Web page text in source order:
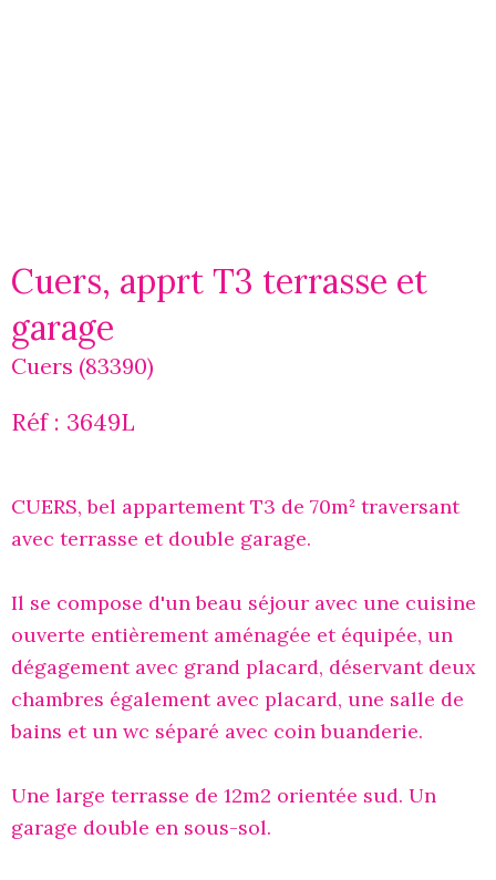
Cuers, apprt T3 terrasse et
garage
Cuers (83390)
Réf : 3649L
CUERS,bel appartement T3 de 70m² traversant
avec terrasse et double garage.
Il se compose d'un beau séjour avec une cuisine
ouverte entièrement aménagée et équipée, un
dégagement avec grand placard, déservant deux
chambres également avec placard, une salle de
bains et un wc séparé avec coin buanderie.
Une large terrasse de 12m2 orientée sud. Un
garage double en sous-sol.